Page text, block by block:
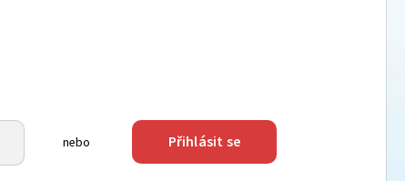
nebo Přihlásit se